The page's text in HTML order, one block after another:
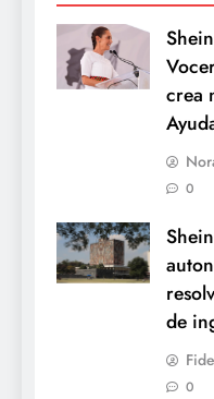
crea
0
de
0